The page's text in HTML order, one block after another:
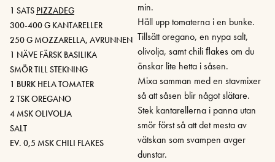
1 SATS PIZZADEG
300-400 G KANTARELLER
250 G MOZZARELLA, AVRUNNEN
1 NÄVE FÄRSK BASILIKA
SMÖR TILL STEKNING
1 BURK HELA TOMATER
2 TSK OREGANO
4 MSK OLIVOLJA
SALT
EV. 0,5 MSK CHILI FLAKES
min.
Häll upp tomaterna i en bunke.
Tillsätt oregano, en nypa salt,
olivolja, samt chili ﬂakes om du
önskar lite hetta i såsen.
Mixa samman med en stavmixer
så att såsen blir något slätare.
Stek kantarellerna i panna utan
smör först så att det mesta av
vätskan som svampen avger
dunstar.